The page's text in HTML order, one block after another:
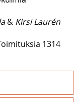
& Kirsi Laurén
1314